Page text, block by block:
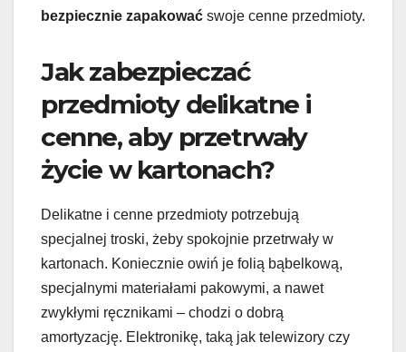
bezpiecznie zapakować swoje cenne przedmioty.
Jak zabezpieczać
przedmioty delikatne i
cenne, aby przetrwały
życie w kartonach?
Delikatne i cenne przedmioty potrzebują
specjalnej troski, żeby spokojnie przetrwały w
kartonach. Koniecznie owiń je folią bąbelkową,
specjalnymi materiałami pakowymi, a nawet
zwykłymi ręcznikami – chodzi o dobrą
amortyzację. Elektronikę, taką jak telewizory czy